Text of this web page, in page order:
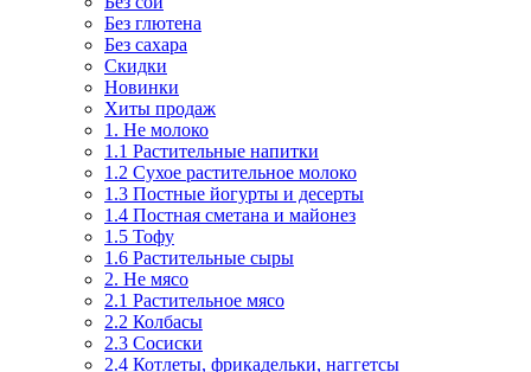
Без глютена
Без сахара
Скидки
Новинки
Хиты продаж
1. Не молоко
1.1 Растительные напитки
1.2 Сухое растительное молоко
1.3 Постные йогурты и десерты
1.4 Постная сметана и майонез
1.5 Тофу
1.6 Растительные сыры
2. Не мясо
2.1 Растительное мясо
2.2 Колбасы
2.3 Сосиски
2.4 Котлеты, фрикадельки, наггетсы